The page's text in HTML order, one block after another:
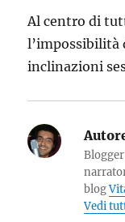
Al centro di
l’impossibilità
inclinazioni
blog
Vedi